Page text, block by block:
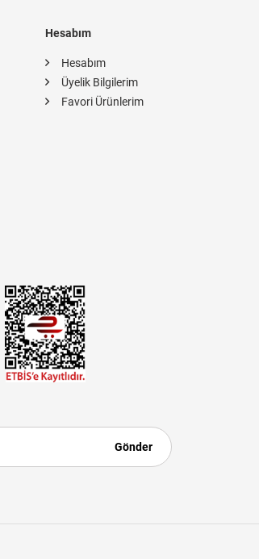
Hesabım
Hesabım
Üyelik Bilgilerim
Favori Ürünlerim
Gönder